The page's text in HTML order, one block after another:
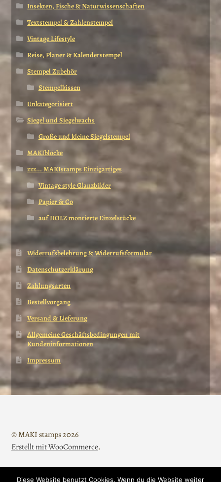
Insekten, Fische & Naturwissenschaften
Textstempel & Zahlenstempel
Vintage Lifestyle
Reise, Planer & Kalenderstempel
Stempel Zubehör
Stempelkissen
Unkategorisiert
Siegel und Siegelwachs
Große und kleine Siegelstempel
MAKIblöcke
zzz... MAKIstamps Einzigartiges
Vintage style Glanzbilder
Papier & Co
auf HOLZ montierte Einzelstücke
Widerrufsbelehrung & Widerrufsformular
Datenschutzerklärung
Zahlungsarten
Bestellvorgang
Versand & Lieferung
Allgemeine Geschäftsbedingungen mit
Kundeninformationen
Impressum
© MAKI stamps 2026
Erstellt mit WooCommerce.
Diese Website benutzt Cookies. Wenn du die Website weiter